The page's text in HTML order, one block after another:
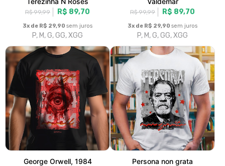
R$ 99,99 R$ 89,70
3x de R$ 29,90 sem juros
P, M, G, GG, XGG
R$ 99,99 R$ 89,70
3x de R$ 29,90 sem juros
P, M, G, GG, XGG
George Orwell, 1984 Persona non grata